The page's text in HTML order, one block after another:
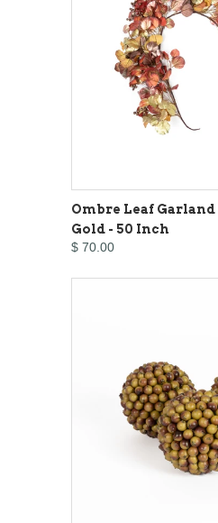
Ombre Leaf
Gold - 50 Inch
$ 70.00